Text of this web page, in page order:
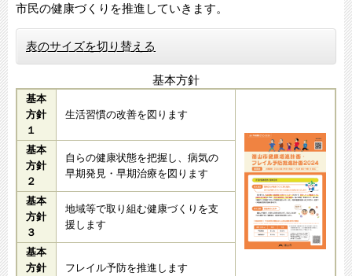
市民の健康づくりを推進していきます。
表のサイズを切り替える
基本方針
基本
方針
１
生活習慣の改善を図ります
基本
方針
２
自らの健康状態を把握し、病気の
早期発見・早期治療を図ります
基本
方針
３
地域等で取り組む健康づくりを支
援します
基本
方針
フレイル予防を推進します